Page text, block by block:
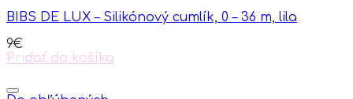
may
chosen
on
product
BIBS DE LUX – Silikónový cumlík, 0 – 36 m, lila
9€
Pridať do košíka